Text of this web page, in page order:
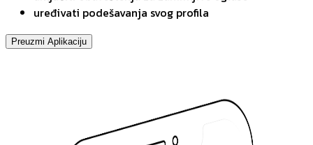
uređivati podešavanja svog profila
Preuzmi Aplikaciju